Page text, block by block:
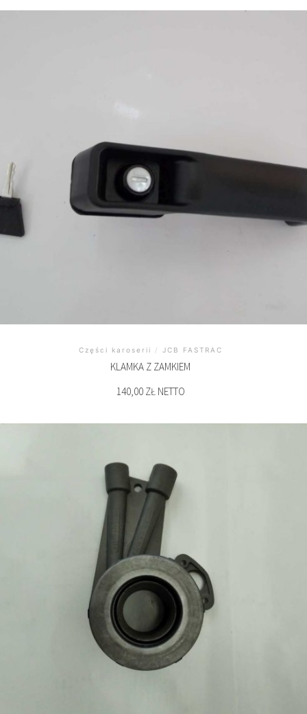
Części karoserii / JCB FASTRAC
KLAMKA Z ZAMKIEM
140,00 ZŁ NETTO